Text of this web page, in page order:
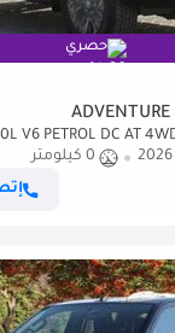
حصري
2026
0 كيلومتر